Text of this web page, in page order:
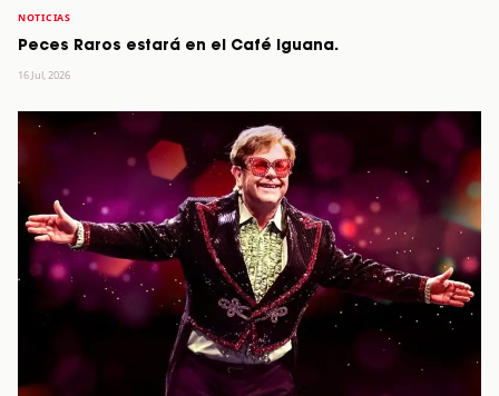
NOTICIAS
Peces Raros estará en el Café Iguana.
16 Jul, 2026